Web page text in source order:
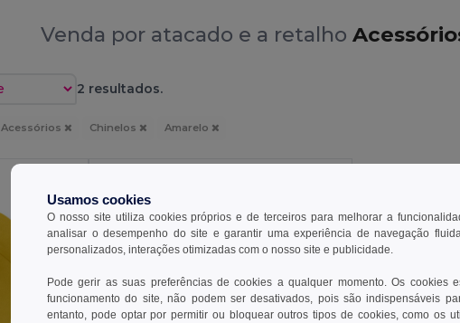
Venda por atacado e a retalho
2 resultados.
Acessórios Chinelos Amarelo
Usamos cookies
O nosso site utiliza cookies próprios e de terceiros para melhorar a
analisar o desempenho do site e garantir uma experiência de navegação
personalizados, interações otimizadas com o nosso site e publicidade.
Pode gerir as suas preferências de cookies a qualquer momento. Os cookies
funcionamento do site, não podem ser desativados, pois são indispensáveis
entanto, pode optar por permitir ou bloquear outros tipos de cookies, como os